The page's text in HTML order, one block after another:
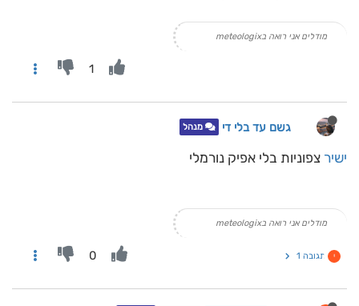
מודלים אני רואה בmeteologix
1
גשם עד בלי די מנהל
ישיר צפוניות בלי אפיק נורמלי
מודלים אני רואה בmeteologix
י תגובה 1 0